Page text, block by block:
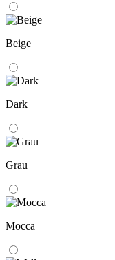
Beige
Dark
Grau
Mocca